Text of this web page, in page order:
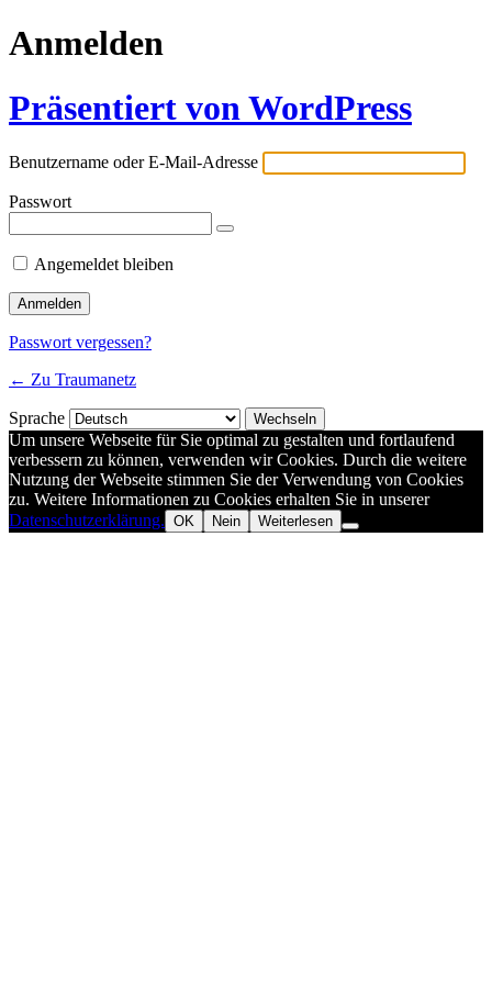
Anmelden
Präsentiert von WordPress
Benutzername oder E-Mail-Adresse
Passwort
Angemeldet bleiben
Passwort vergessen?
← Zu Traumanetz
Sprache
Um unsere Webseite für Sie optimal zu gestalten und fortlaufend
verbessern zu können, verwenden wir Cookies. Durch die weitere
Nutzung der Webseite stimmen Sie der Verwendung von Cookies
zu. Weitere Informationen zu Cookies erhalten Sie in unserer
Datenschutzerklärung. OK Nein Weiterlesen